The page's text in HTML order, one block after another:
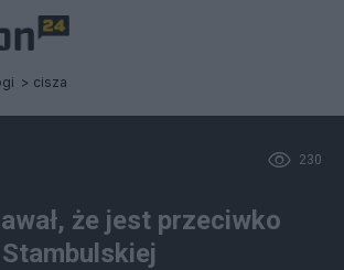
cisza
230
że jest przeciwko